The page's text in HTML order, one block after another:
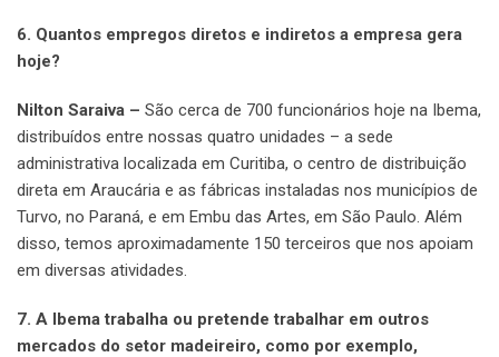
6. Quantos empregos diretos e indiretos a empresa gera
hoje?
Nilton Saraiva – São cerca de 700 funcionários hoje na Ibema,
distribuídos entre nossas quatro unidades – a sede
administrativa localizada em Curitiba, o centro de distribuição
direta em Araucária e as fábricas instaladas nos municípios de
Turvo, no Paraná, e em Embu das Artes, em São Paulo. Além
disso, temos aproximadamente 150 terceiros que nos apoiam
em diversas atividades.
7. A Ibema trabalha ou pretende trabalhar em outros
mercados do setor madeireiro, como por exemplo,